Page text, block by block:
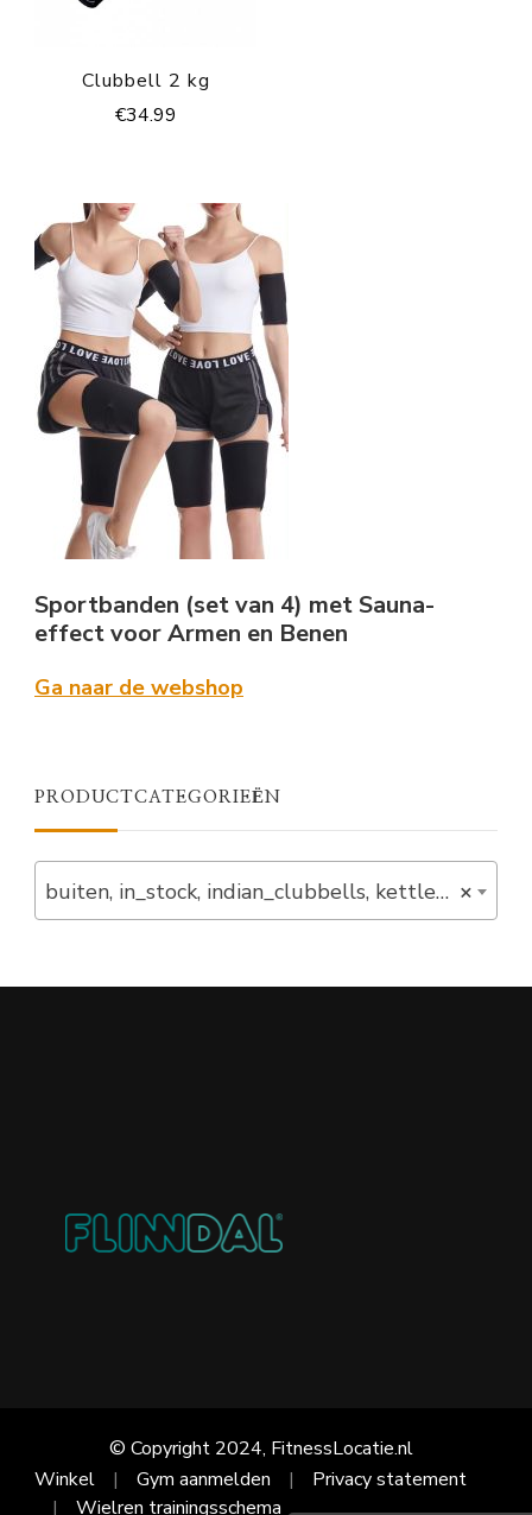
Clubbell 2 kg
€34.99
Sportbanden (set van 4) met Sauna-
effect voor Armen en Benen
Ga naar de webshop
PRODUCTCATEGORIEËN
×
buiten, in_stock, indian_clubbells, kettlebells, start, verlaagd (4)
© Copyright 2024, FitnessLocatie.nl
Winkel
Gym aanmelden
Privacy statement
Wielren trainingsschema